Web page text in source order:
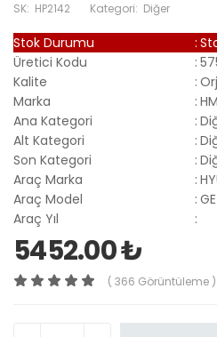
SK: HP2142 Kategori: Diğer
Stok Durumu :
Üretici Kodu
:
Kalite
:
Marka
:
Ana Kategori
:
Alt Kategori
:
Son Kategori
:
Araç Marka
:
Araç Model
:
Araç Yıl
:
5452.00 ₺
( 366 Görüntüleme )